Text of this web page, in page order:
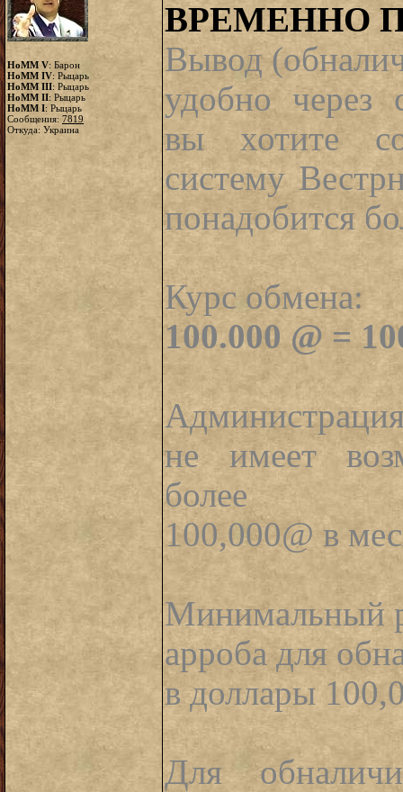
HoMM V: Барон
HoMM IV: Рыцарь
HoMM III: Рыцарь
HoMM II: Рыцарь
HoMM I: Рыцарь
Сообщения: 7819
Откуда: Украина
ВРЕМЕННО
Вывод
удобно через
вы хотите
систему
понадобится
Курс обмена:
100.000 @ =
не имеет
более
100,000@ в
Минимальный
арроба для
в доллары
Для